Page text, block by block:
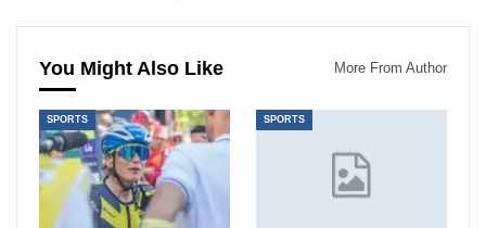
You Might Also Like More From Author
SPORTS SPORTS